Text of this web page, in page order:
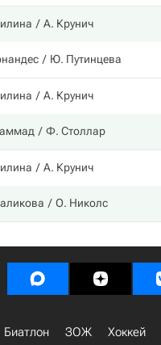
А. Крунич
Ю. Путинцева
А. Крунич
Ф. Столлар
А. Крунич
О. Николс
Биатлон ЗОЖ Хоккей